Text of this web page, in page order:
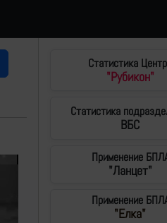
Статистика
"Рубикон"
Статистика
ВБС
Применение
"Ланцет"
Применение
"Елка"